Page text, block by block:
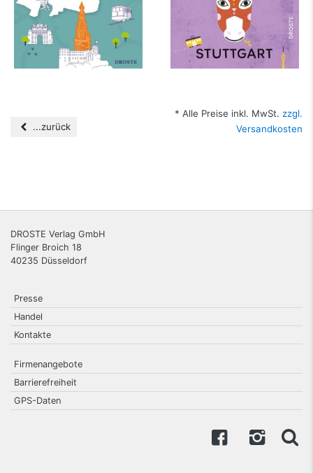
...zurück
* Alle Preise inkl. MwSt. zzgl.
Versandkosten
DROSTE Verlag GmbH
Flinger Broich 18
40235 Düsseldorf
Presse
Handel
Kontakte
Firmenangebote
Barrierefreiheit
GPS-Daten